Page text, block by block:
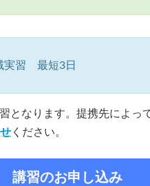
実習 最短3日
となります。提携先によっ
ください。
講習のお申し込み